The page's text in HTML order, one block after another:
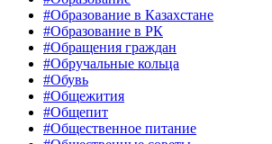
#Образование в Казахстане
#Образование в РК
#Обращения граждан
#Обручальные кольца
#Обувь
#Общежития
#Общепит
#Общественное питание